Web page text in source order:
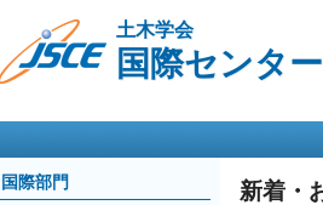
土木学会
国際センター
国際部門 新着・